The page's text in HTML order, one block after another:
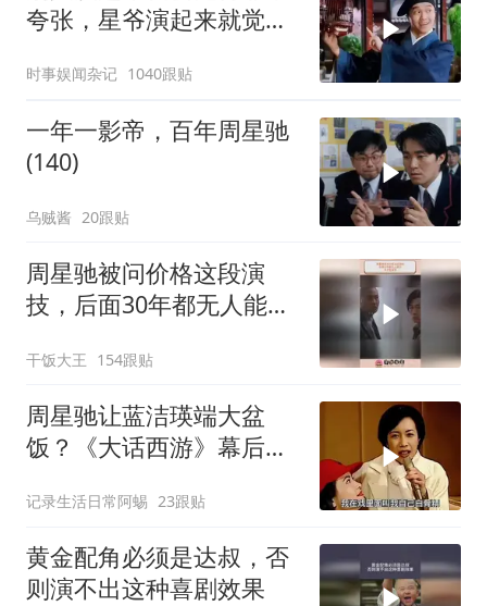
夸张，星爷演起来就觉得
时事娱闻杂记 1040跟贴
一年一影帝，百年周星驰
(140)
乌贼酱 20跟贴
周星驰被问价格这段演
技，后面30年都无人能
干饭大王 154跟贴
周星驰让蓝洁瑛端大盆
饭？《大话西游》幕后故
记录生活日常阿蜴 23跟贴
黄金配角必须是达叔，否
则演不出这种喜剧效果